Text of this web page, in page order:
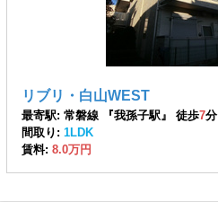
リブリ・白山WEST
最寄駅: 常磐線 『我孫子駅』 徒歩7分
間取り: 1LDK
賃料: 8.0万円